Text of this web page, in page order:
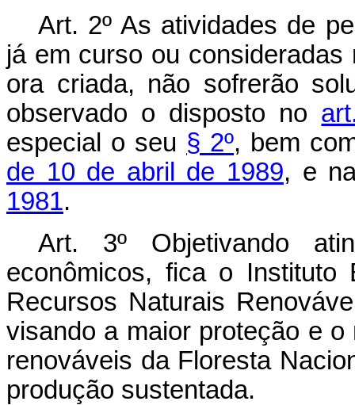
Art. 2º As atividades de
já em curso ou
ora criada, não sofrerão
observado o disposto no
especial o seu § 2º, bem
de 10 de abril de 1989, e
1981.
Art. 3º Objetivando
econômicos, fica o Instituto
Recursos Naturais
visando a maior proteção e
renováveis da Floresta
produção sustentada.